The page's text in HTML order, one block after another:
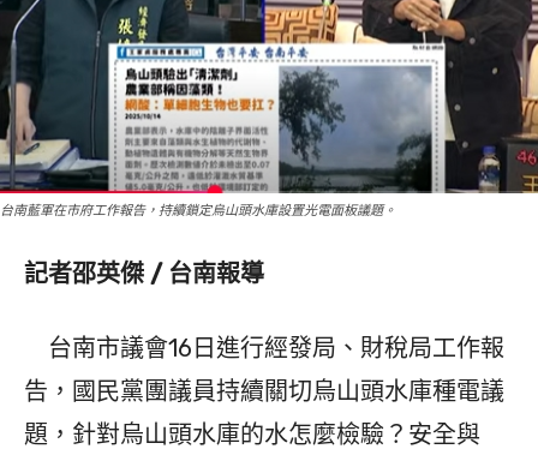
台南藍軍在市府工作報告，持續鎖定烏山頭水庫設置光電面板議題。
記者邵英傑 / 台南報導
台南市議會16日進行經發局、財稅局工作報
告，國民黨團議員持續關切烏山頭水庫種電議
題，針對烏山頭水庫的水怎麼檢驗？安全與